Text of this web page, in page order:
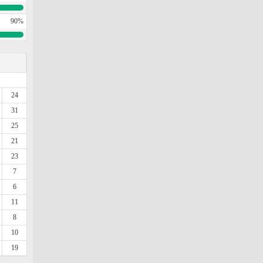
90%
24
31
25
21
23
7
6
11
8
10
19